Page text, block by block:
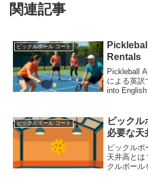
関連記事
ピックルボール コート
Rentals
Pickleball
による英訳
into
ピックルボール コート
ピックル
必要な天
ピックルボ
天井高とは
クルボール